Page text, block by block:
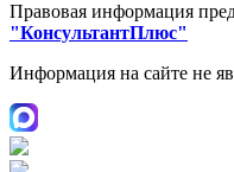
Правовая информация
"КонсультантПлюс"
Информация на сайте не